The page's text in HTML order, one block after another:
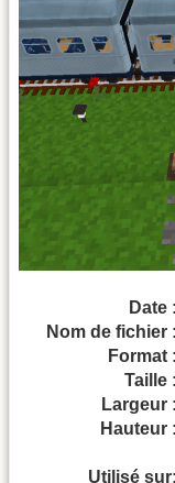
Date :
Nom de fichier :
Format :
Taille :
Largeur :
Hauteur :
Utilisé sur: